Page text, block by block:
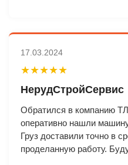
17.03.2024
★★★★★
НерудСтройСервис
Обратился в компанию
оперативно нашли
Груз доставили точно в
проделанную работу.